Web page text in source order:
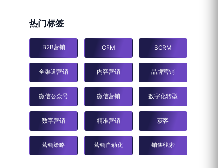
热门标签
B2B营销 CRM SCRM
全渠道营销 内容营销 品牌营销
微信公众号 微信营销 数字化转型
数字营销 精准营销 获客
营销策略 营销自动化 销售线索